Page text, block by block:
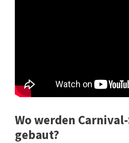
Wo werden
gebaut?